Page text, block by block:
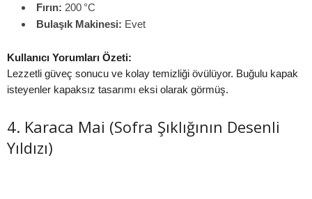
Fırın: 200 °C
Bulaşık Makinesi: Evet
Kullanıcı Yorumları Özeti:
Lezzetli güveç sonucu ve kolay temizliği övülüyor. Buğulu kapak
isteyenler kapaksız tasarımı eksi olarak görmüş.
4. Karaca Mai (Sofra Şıklığının Desenli
Yıldızı)